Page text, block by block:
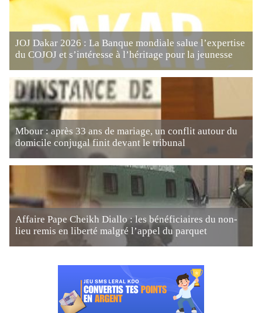
JOJ Dakar 2026 : La Banque mondiale salue l’expertise
du COJOJ et s’intéresse à l’héritage pour la jeunesse
Mbour : après 33 ans de mariage, un conflit autour du
domicile conjugal finit devant le tribunal
Affaire Pape Cheikh Diallo : les bénéficiaires du non-
lieu remis en liberté malgré l’appel du parquet